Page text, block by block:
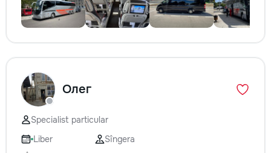
Олег
Specialist particular
Liber
Sîngera